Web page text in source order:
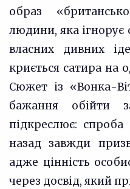
образ
людини, яка ігнорує
власних дивних
криється сатира на
Сюжет із «Вонка-
бажання обійти
підкреслює:
назад завжди
адже цінність
через досвід, який